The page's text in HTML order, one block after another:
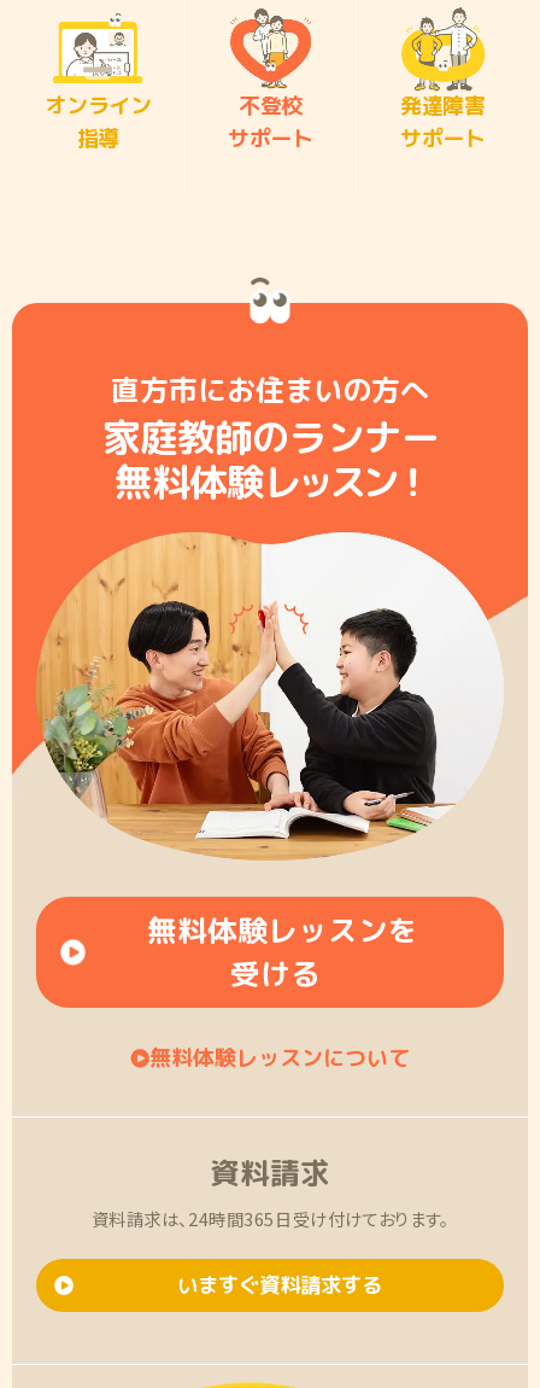
オンライン
指導
不登校
サポート
発達障害
サポート
直方市にお住まいの方へ
家庭教師のランナー
無料体験レッスン！
無料体験レッスンを
受ける
無料体験レッスンについて
資料請求
資料請求は、24時間365日受け付けております。
いますぐ資料請求する